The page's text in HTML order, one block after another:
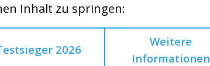
Inhalt zu springen:
2026
Weitere
Informationen